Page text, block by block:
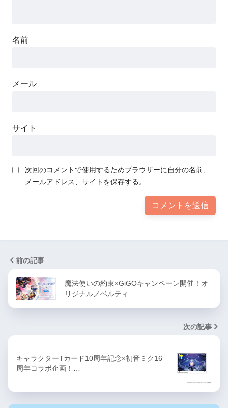
名前
メール
サイト
次回のコメントで使用するためブラウザーに自分の名前、
メールアドレス、サイトを保存する。
前の記事
魔法使いの約束×GiGOキャンペーン開催！オ
リジナルノベルティ…
次の記事
キャラクターTカード10周年記念×初音ミク16
周年コラボ企画！…